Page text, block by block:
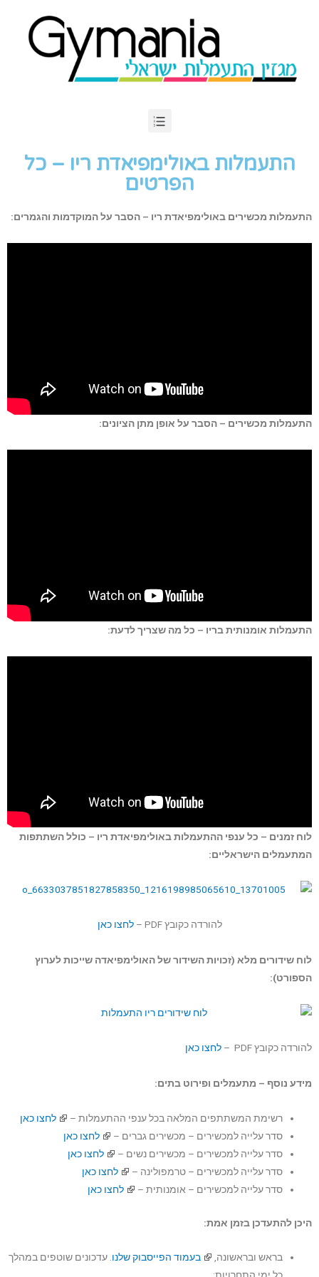
התעמלות באולימפיאדת ריו – כל
הפרטים
התעמלות מכשירים באולימפיאדת ריו – הסבר על המוקדמות והגמרים:
התעמלות מכשירים – הסבר על אופן מתן הציונים:
התעמלות אומנותית בריו – כל מה שצריך לדעת:
לוח זמנים – כל ענפי ההתעמלות באולימפיאדת ריו – כולל השתתפות
המתעמלים הישראליים:
להורדה כקובץ PDF – לחצו כאן
לוח שידורים מלא (זכויות השידור של האולימפיאדה שייכות לערוץ
הספורט):
להורדה כקובץ PDF – לחצו כאן
מידע נוסף – מתעמלים ופירוט בתים:
רשימת המשתתפים המלאה בכל ענפי ההתעמלות –
לחצו כאן
סדר עלייה למכשירים – מכשירים גברים –
לחצו כאן
סדר עלייה למכשירים – מכשירים נשים –
לחצו כאן
סדר עלייה למכשירים – טרמפולינה –
לחצו כאן
סדר עלייה למכשירים – אומנותית –
לחצו כאן
היכן להתעדכן בזמן אמת:
בראש ובראשונה, בעמוד הפייסבוק שלנו. עדכונים שוטפים במהלך